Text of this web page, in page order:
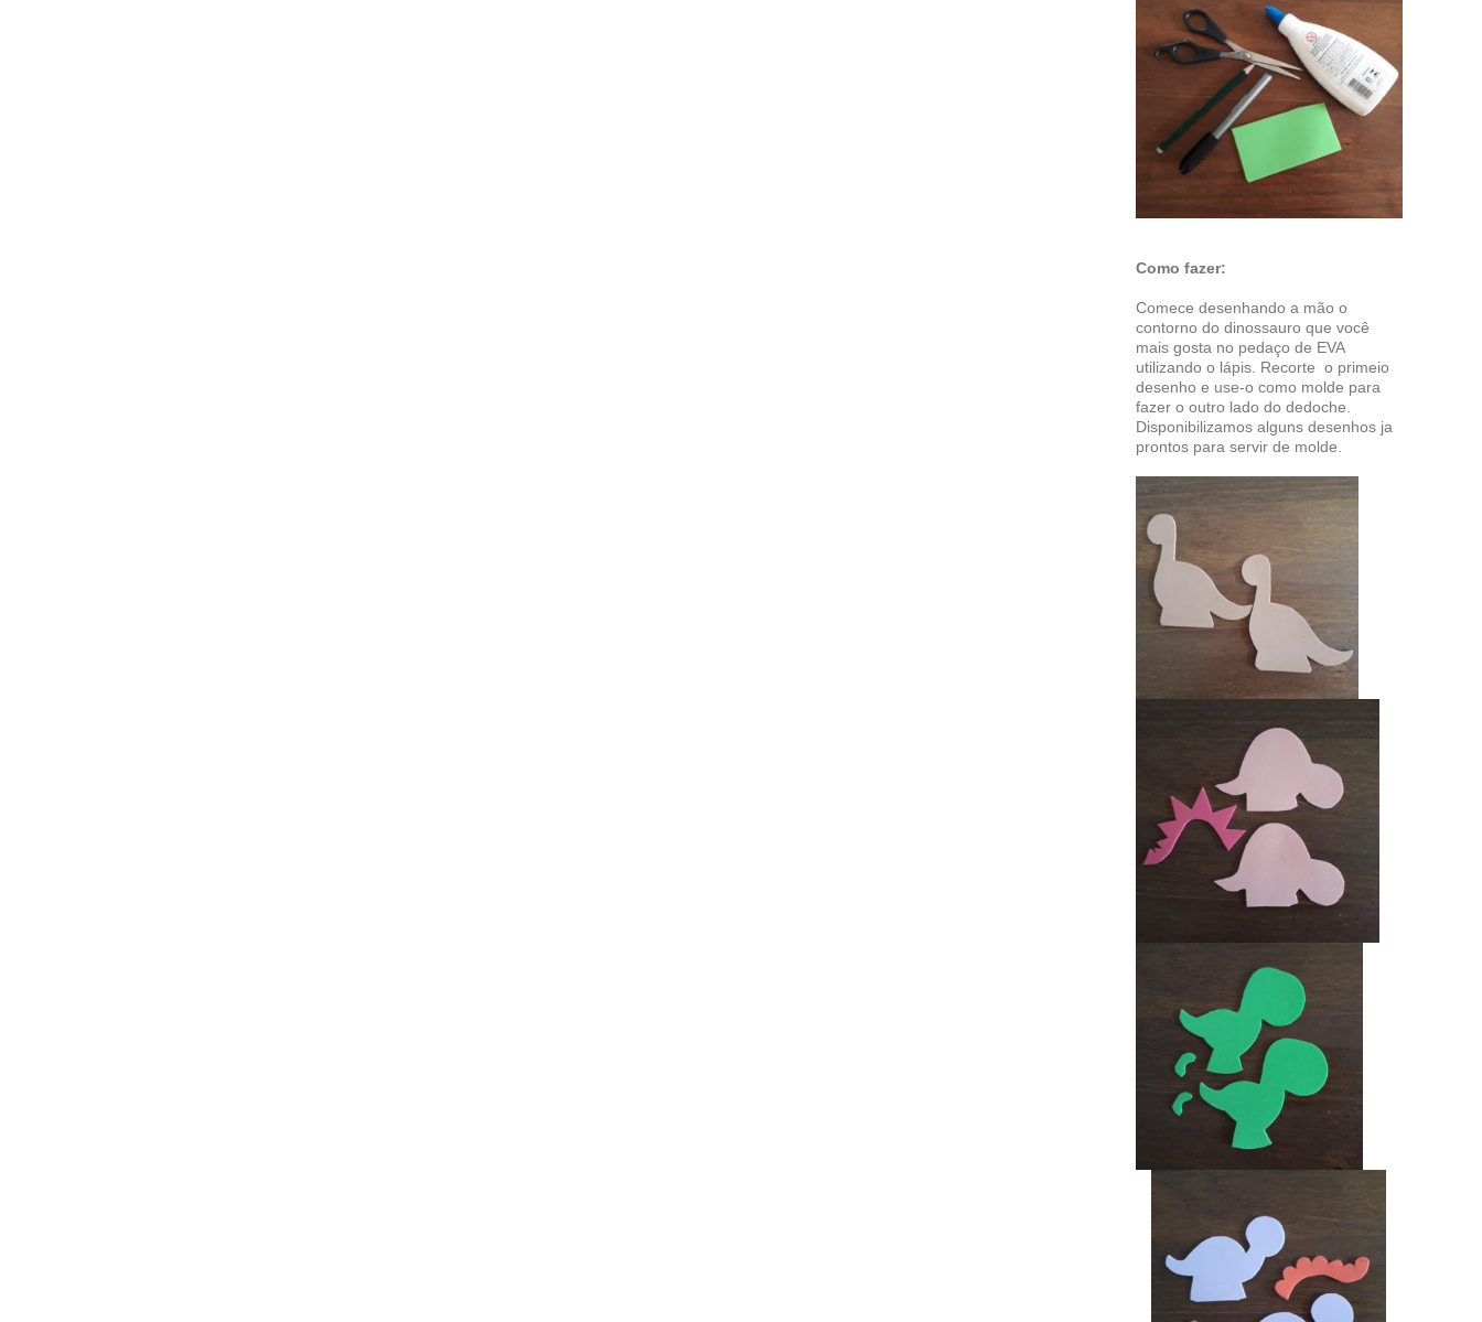
Como fazer:
Comece desenhando a mão o
contorno do dinossauro que você
mais gosta no pedaço de EVA
utilizando o lápis. Recorte o primeio
desenho e use-o como molde para
fazer o outro lado do dedoche.
Disponibilizamos alguns desenhos ja
prontos para servir de molde.